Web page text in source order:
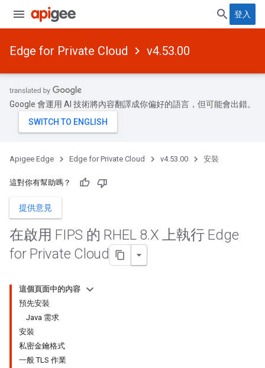
登入
Edge for Private Cloud v4.53.00
Google 會運用 AI 技術將內容翻譯成你偏好的語言，但可能會出錯。
Apigee Edge Edge for Private Cloud v4.53.00 安裝
這對你有幫助嗎？
提供意見
在啟用 FIPS 的 RHEL 8.X 上執行 Edge
for Private Cloud
這個頁面中的內容
預先安裝
Java 需求
安裝
私密金鑰格式
一般 TLS 作業